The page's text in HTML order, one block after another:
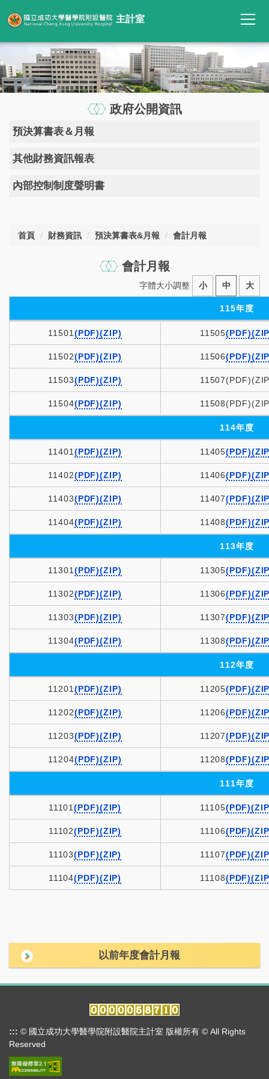
到
要
容
區
主計室
政府公開資訊
預決算書表＆月報
其他財務資訊報表
內部控制制度聲明書
首頁 財務資訊 預決算書表&月報 會計月報
會計月報
字體大小調整 小 中 大
115年度
11501 (PDF)(ZIP) 11505(PDF)
11502(PDF)(ZIP) 11506(PDF)
11503(PDF)(ZIP) 11507
11504(PDF)(ZIP) 11508
114年度
11401 (PDF)(ZIP) 11405(PDF)
11402(PDF)(ZIP) 11406(PDF)
11403(PDF)(ZIP) 11407(PDF)
11404(PDF)(ZIP) 11408(PDF)
113年度
11301 (PDF)(ZIP) 11305(PDF)
11302(PDF)(ZIP) 11306(PDF)
11303(PDF)(ZIP) 11307(PDF)
11304(PDF)(ZIP) 11308(PDF)
112年度
11201 (PDF)(ZIP) 11205(PDF)
11202(PDF)(ZIP) 11206(PDF)
11203(PDF)(ZIP) 11207(PDF)
11204(PDF)(ZIP) 11208(PDF)
111年度
11101(PDF)(ZIP) 11105(PDF)
11102(PDF)(ZIP) 11106(PDF)
11103(PDF)(ZIP) 11107(PDF)
11104(PDF)(ZIP) 11108(PDF)
以前年度會計月報
::: © 國立成功大學醫學院附設醫院主計室 版權所有 © All Rights
Reserved